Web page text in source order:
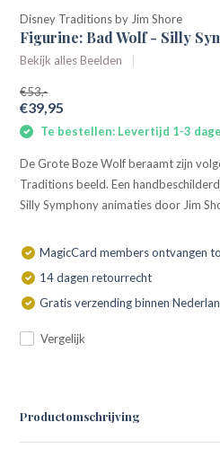
Disney Traditions by Jim Shore
Figurine: Bad Wolf - Silly
Bekijk alles Beelden
€53,-
€39,95
Te bestellen: Levertijd 1-3
De Grote Boze Wolf beraamt zijn
Traditions beeld. Een
Silly Symphony animaties door Jim
MagicCard members ontvangen
14 dagen retourrecht
Gratis verzending binnen
Vergelijk
Productomschrijving